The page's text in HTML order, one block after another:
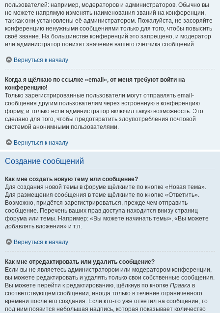
пользователей: например, модераторов и администраторов. Обычно вы
не можете напрямую изменять наименования званий на конференции,
так как они установлены её администратором. Пожалуйста, не засоряйте
конференцию ненужными сообщениями только для того, чтобы повысить
своё звание. На большинстве конференций это запрещено, и модератор
или администратор понизят значение вашего счётчика сообщений.
Вернуться к началу
Когда я щёлкаю по ссылке «email», от меня требуют войти на
конференцию!
Только зарегистрированные пользователи могут отправлять email-
сообщения другим пользователям через встроенную в конференцию
форму, и только если администратор включил такую возможность. Это
сделано для того, чтобы предотвратить злоупотребления почтовой
системой анонимными пользователями.
Вернуться к началу
Создание сообщений
Как мне создать новую тему или сообщение?
Для создания новой темы в форуме щёлкните по кнопке «Новая тема».
Для размещения сообщения в теме щёлкните по кнопке «Ответить».
Возможно, придётся зарегистрироваться, прежде чем отправить
сообщение. Перечень ваших прав доступа находится внизу страниц
форума или темы. Например: «Вы можете начинать темы», «Вы можете
добавлять вложения» и т.п.
Вернуться к началу
Как мне отредактировать или удалить сообщение?
Если вы не являетесь администратором или модератором конференции,
вы можете редактировать и удалять только свои собственные сообщения.
Вы можете перейти к редактированию, щёлкнув по кнопке Правка в
соответствующем сообщении, иногда только в течение ограниченного
времени после его создания. Если кто-то уже ответил на сообщение, то
под ним появится небольшая надпись, которая показывает количество